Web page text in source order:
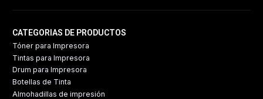
CATEGORIAS DE PRODUCTOS
Tóner para Impresora
Tintas para Impresora
Drum para Impresora
Botellas de Tinta
Almohadillas de impresión